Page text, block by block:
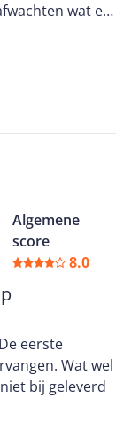
wat er
Algemene
score
8.0
eerste
Wat wel
bij geleverd